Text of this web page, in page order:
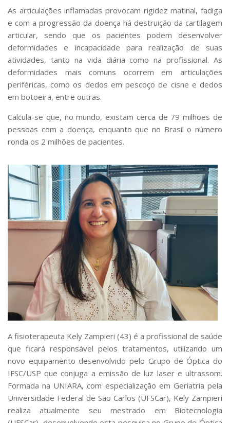
As articulações inflamadas provocam rigidez matinal, fadiga
e com a progressão da doença há destruição da cartilagem
articular, sendo que os pacientes podem desenvolver
deformidades e incapacidade para realização de suas
atividades, tanto na vida diária como na profissional. As
deformidades mais comuns ocorrem em articulações
periféricas, como os dedos em pescoço de cisne e dedos
em botoeira, entre outras.
Calcula-se que, no mundo, existam cerca de 79 milhões de
pessoas com a doença, enquanto que no Brasil o número
ronda os 2 milhões de pacientes.
A fisioterapeuta Kely Zampieri (43) é a profissional de saúde
que ficará responsável pelos tratamentos, utilizando um
novo equipamento desenvolvido pelo Grupo de Óptica do
IFSC/USP que conjuga a emissão de luz laser e ultrassom.
Formada na UNIARA, com especialização em Geriatria pela
Universidade Federal de São Carlos (UFSCar), Kely Zampieri
realiza atualmente seu mestrado em Biotecnologia